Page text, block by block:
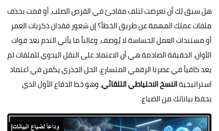
القناة
هل سبق لك أن تعرضت لتلف مفاجئ في القرص الصلب، أو قمت بحذف
ملفات عملك المهمة عن طريق الخطأ؟ إن شعور فقدان ذكريات العمر
أو مستندات العمل الحساسة لا يُوصف، وغالباً ما يأتي الندم بعد فوات
الأوان. الحقيقة الصادمة هي أن الاعتماد على النقل اليدوي للملفات لم
يعد كافياً في عصرنا الرقمي المتسارع. الحل الجذري يكمن في اعتماد
استراتيجيةالنسخ الاحتياطي التلقائي، وهو خط الدفاع الأول الذي
يحفظ بياناتك من الضياع.